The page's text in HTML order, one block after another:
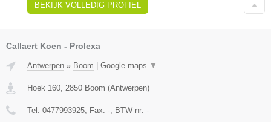
BEKIJK VOLLEDIG PROFIEL
Callaert Koen - Prolexa
Antwerpen » Boom Google maps ▼
Hoek 160, 2850 Boom (Antwerpen)
Tel: 0477993925, Fax: -, BTW-nr: -